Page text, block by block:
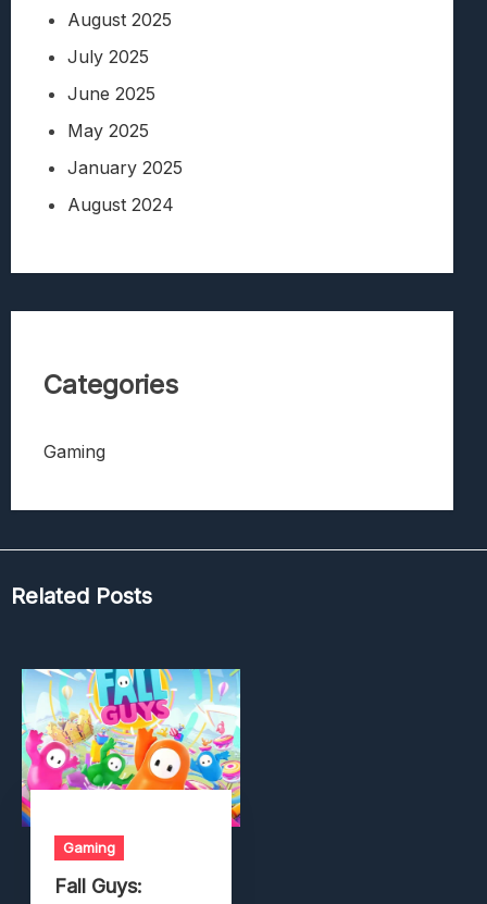
August 2025
July 2025
June 2025
May 2025
January 2025
August 2024
Categories
Gaming
Related Posts
Gaming
Fall Guys: